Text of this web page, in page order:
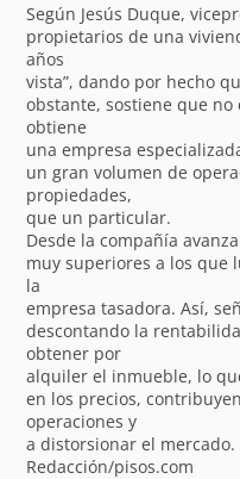
Según Jesús Duque,
propietarios de una
años
vista”, dando por hecho
obstante, sostiene que
obtiene
una empresa
un gran volumen de
propiedades,
que un particular.
Desde la compañía
muy superiores a los que
la
empresa tasadora. Así,
descontando la
obtener por
alquiler el inmueble, lo
en los precios,
operaciones y
a distorsionar el mercado.
Redacción/pisos.com